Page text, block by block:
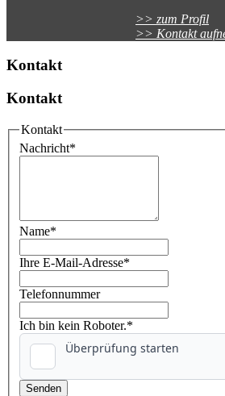
>> zum Profil
>> Kontakt
Kontakt
Kontakt
Kontakt
Nachricht*
Name*
Ihre E-Mail-Adresse*
Telefonnummer
Ich bin kein Roboter.*